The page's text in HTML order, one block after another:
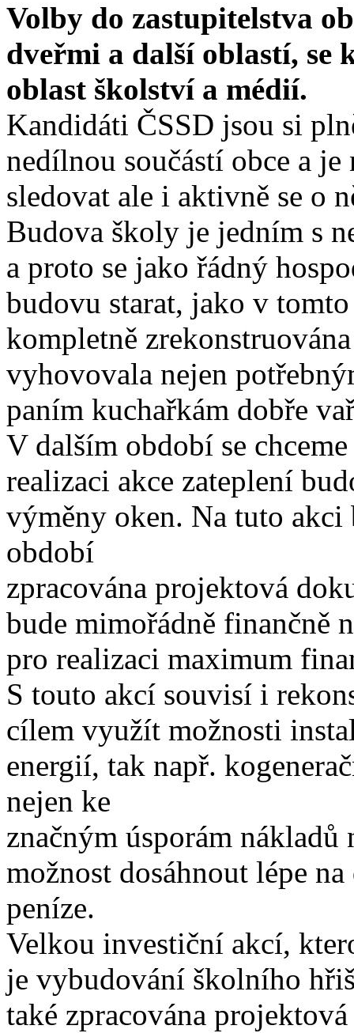
Volby do zastupitelstva
dveřmi a další oblastí, se
oblast školství a médií.
Kandidáti ČSSD jsou si
nedílnou součástí obce a
sledovat ale i aktivně se o
Budova školy je jedním s
a proto se jako řádný
budovu starat, jako v
kompletně
vyhovovala nejen
paním kuchařkám dobře
V dalším období se
realizaci akce zateplení
výměny oken. Na tuto
období
zpracována projektová
bude mimořádně finančně
pro realizaci maximum
S touto akcí souvisí i
cílem využít možnosti
energií, tak např.
nejen ke
značným úsporám
možnost dosáhnout lépe
peníze.
Velkou investiční akcí,
je vybudování školního
také zpracována